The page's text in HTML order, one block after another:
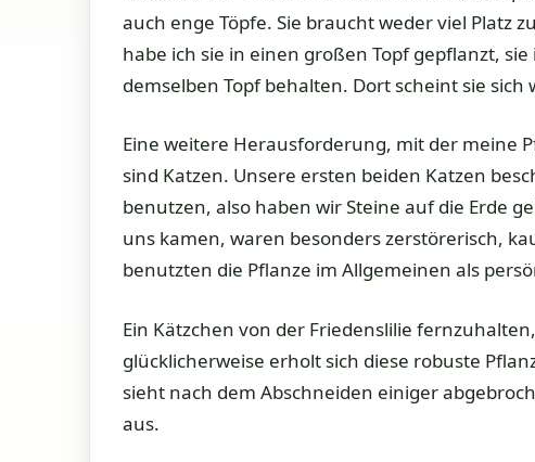
auch enge Töpfe. Sie braucht weder viel Platz
habe ich sie in einen großen Topf gepflanzt,
demselben Topf behalten. Dort scheint sie sich
Eine weitere Herausforderung, mit der meine
sind Katzen. Unsere ersten beiden Katzen
benutzen, also haben wir Steine auf die Erde
uns kamen, waren besonders zerstörerisch,
benutzten die Pflanze im Allgemeinen als
Ein Kätzchen von der Friedenslilie
glücklicherweise erholt sich diese robuste
sieht nach dem Abschneiden einiger
aus.